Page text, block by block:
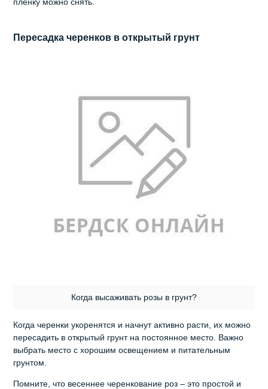
Пересадка черенков в открытый грунт
Когда высаживать розы в грунт?
Когда черенки укоренятся и начнут активно расти, их можно
пересадить в открытый грунт на постоянное место. Важно
выбрать место с хорошим освещением и питательным
грунтом.
Помните, что весеннее черенкование роз – это простой и